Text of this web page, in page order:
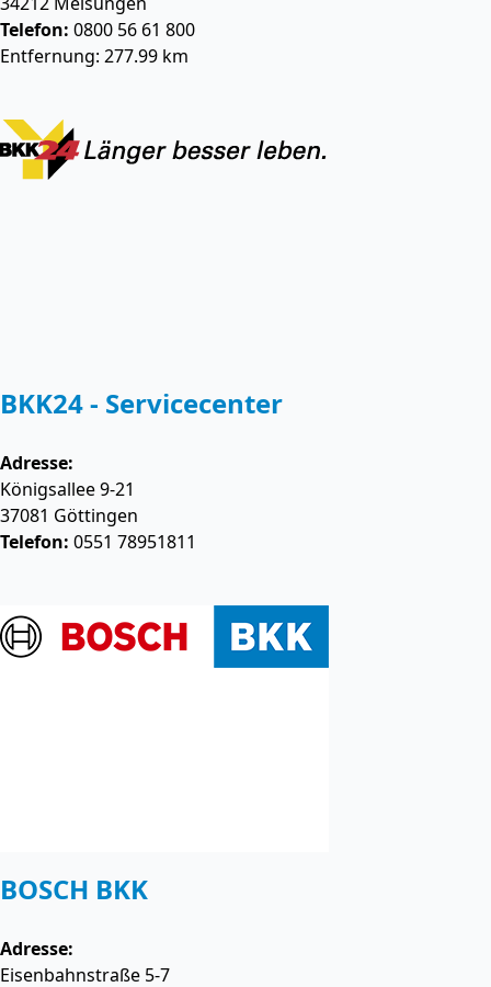
Telefon: 0800 56 61 800
Entfernung: 277.99 km
BKK24 - Servicecenter
Adresse:
Königsallee 9-21
37081 Göttingen
Telefon: 0551 78951811
BOSCH BKK
Adresse:
Eisenbahnstraße 5-7